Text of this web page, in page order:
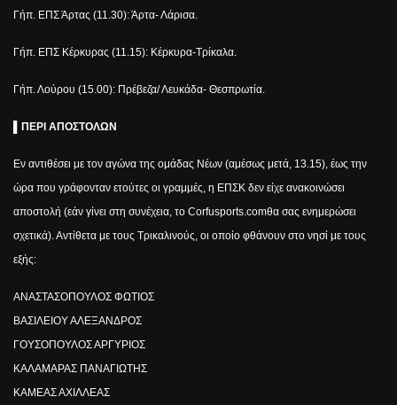
Γήπ. ΕΠΣ Άρτας (11.30): Άρτα- Λάρισα.
Γήπ. ΕΠΣ Κέρκυρας (11.15): Κέρκυρα-Τρίκαλα.
Γήπ. Λούρου (15.00): Πρέβεζα/ Λευκάδα- Θεσπρωτία.
ΠΕΡΙ ΑΠΟΣΤΟΛΩΝ
Εν αντιθέσει με τον αγώνα της ομάδας Νέων (αμέσως μετά, 13.15), έως την
ώρα που γράφονταν ετούτες οι γραμμές, η ΕΠΣΚ δεν είχε ανακοινώσει
αποστολή (εάν γίνει στη συνέχεια, το Corfusports.comθα σας ενημερώσει
σχετικά). Αντίθετα με τους Τρικαλινούς, οι οποίο φθάνουν στο νησί με τους
εξής:
ΑΝΑΣΤΑΣΟΠΟΥΛΟΣ ΦΩΤΙΟΣ
ΒΑΣΙΛΕΙΟΥ ΑΛΕΞΑΝΔΡΟΣ
ΓΟΥΣΟΠΟΥΛΟΣ ΑΡΓΥΡΙΟΣ
ΚΑΛΑΜΑΡΑΣ ΠΑΝΑΓΙΩΤΗΣ
ΚΑΜΕΑΣ ΑΧΙΛΛΕΑΣ